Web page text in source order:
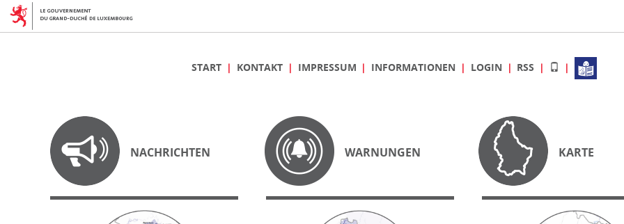
START KONTAKT IMPRESSUM INFORMATIONEN LOGIN RSS
NACHRICHTEN WARNUNGEN KARTE